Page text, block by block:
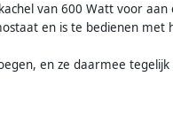
van 600 Watt voor aan
en is te bedienen met
en ze daarmee